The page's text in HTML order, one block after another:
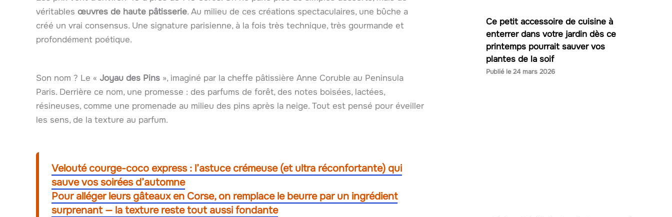
véritables œuvres de haute pâtisserie. Au milieu de ces créations spectaculaires, une bûche a
créé un vrai consensus. Une signature parisienne, à la fois très technique, très gourmande et
profondément poétique.
Son nom ? Le « Joyau des Pins », imaginé par la cheffe pâtissière Anne Coruble au Peninsula
Paris. Derrière ce nom, une promesse : des parfums de forêt, des notes boisées, lactées,
résineuses, comme une promenade au milieu des pins après la neige. Tout est pensé pour éveiller
les sens, de la texture au parfum.
Velouté courge-coco express : l’astuce crémeuse (et ultra réconfortante) qui
sauve vos soirées d’automne
Pour alléger leurs gâteaux en Corse, on remplace le beurre par un ingrédient
surprenant — la texture reste tout aussi fondante
Ce petit accessoire de cuisine à
enterrer dans votre jardin dès ce
printemps pourrait sauver vos
plantes de la soif
24 mars 2026